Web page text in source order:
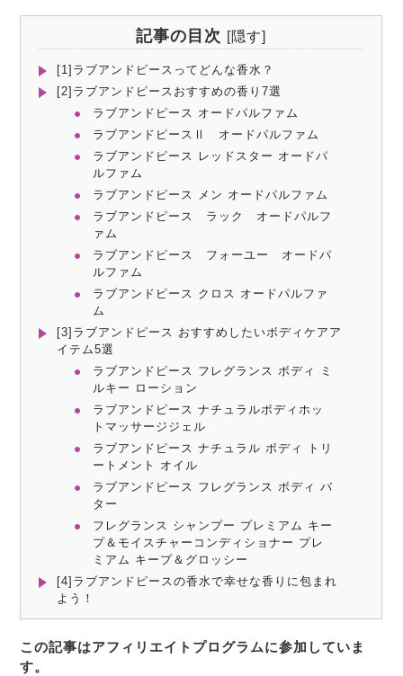
記事の目次 [隠す]
[1]ラブアンドピースってどんな香水？
[2]ラブアンドピースおすすめの香り7選
ラブアンドピース オードパルファム
ラブアンドピースⅡ オードパルファム
ラブアンドピース レッドスター オードパ
ルファム
ラブアンドピース メン オードパルファム
ラブアンドピース ラック オードパルフ
ァム
ラブアンドピース フォーユー オードパ
ルファム
ラブアンドピース クロス オードパルファ
ム
[3]ラブアンドピース おすすめしたいボディケアア
イテム5選
ラブアンドピース フレグランス ボディ ミ
ルキー ローション
ラブアンドピース ナチュラルボディホッ
トマッサージジェル
ラブアンドピース ナチュラル ボディ トリ
ートメント オイル
ラブアンドピース フレグランス ボディ バ
ター
フレグランス シャンプー プレミアム キー
プ＆モイスチャーコンディショナー プレ
ミアム キープ＆グロッシー
[4]ラブアンドピースの香水で幸せな香りに包まれ
よう！
この記事はアフィリエイトプログラムに参加していま
す。